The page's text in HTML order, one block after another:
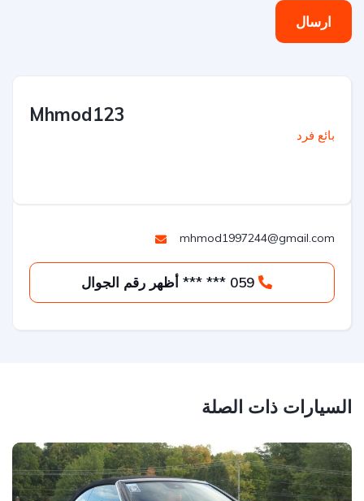
ارسال
Mhmod123
بائع فرد
mhmod1997244@gmail.com
059 *** *** أظهر رقم الجوال
السيارات ذات الصلة